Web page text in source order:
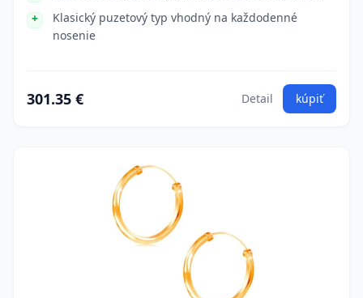
Klasický puzetový typ vhodný na každodenné
nosenie
301.35 € Detail kúpiť